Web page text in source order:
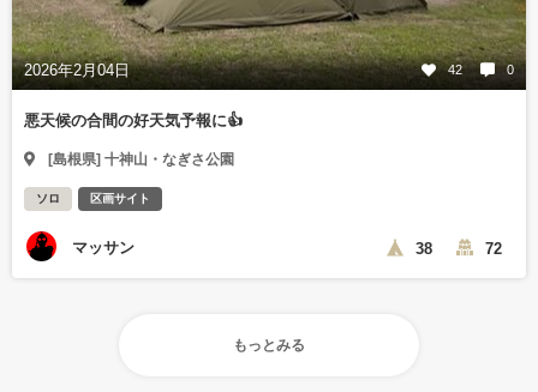
2026年2月04日 42 0
悪天候の合間の好天気予報に👍
[島根県] 十神山・なぎさ公園
ソロ 区画サイト
マッサン 38 72
もっとみる